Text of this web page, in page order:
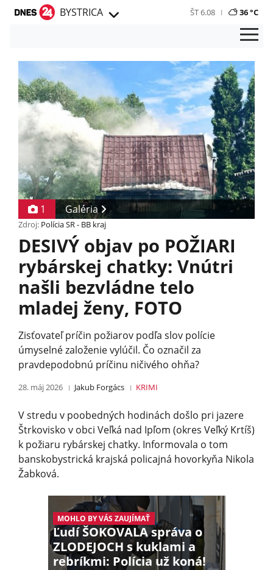
BYSTRICA ŠT 6.08 36 °C
1 Galéria
Zdroj: Polícia SR - BB kraj
DESIVÝ objav po POŽIARI
rybárskej chatky: Vnútri
našli bezvládne telo
mladej ženy, FOTO
Zisťovateľ príčin požiarov podľa slov polície
úmyselné založenie vylúčil. Čo označil za
pravdepodobnú príčinu ničivého ohňa?
28. máj 2026 Jakub Forgács KRIMI
V stredu v poobedných hodinách došlo pri jazere
Štrkovisko v obci Veľká nad Ipľom (okres Veľký Krtíš)
k požiaru rybárskej chatky. Informovala o tom
banskobystrická krajská policajná hovorkyňa Nikola
Žabková.
MOHLO BY VÁS ZAUJÍMAŤ
Ľudí ŠOKOVALA správa o
ZLODEJOCH s kuklami a
rebríkmi: Polícia už koná!